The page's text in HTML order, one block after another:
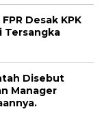
Desak KPK
Tersangka
Disebut
Manager